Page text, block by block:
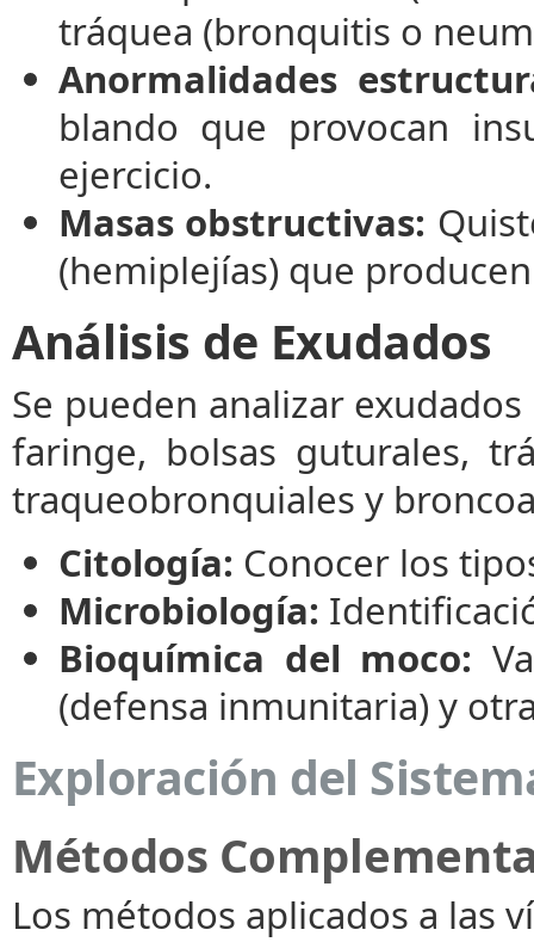
tráquea (bronquitis o
Anormalidades
blando que provocan
ejercicio.
Masas obstructivas:
(hemiplejías) que
Análisis de Exudados
Se pueden analizar
faringe, bolsas guturales,
traqueobronquiales y
Citología: Conocer los
Microbiología:
Bioquímica del moco:
(defensa inmunitaria) y
Exploración del
Métodos
Los métodos aplicados a las